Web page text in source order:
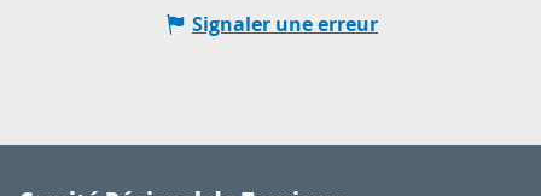
Signaler une erreur